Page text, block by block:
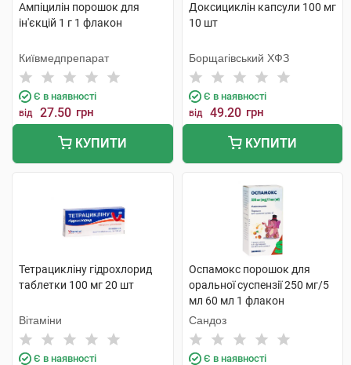
Ампіцилін порошок для
ін'єкцій 1 г 1 флакон
Київмедпрепарат
Є в наявності
від 27.50 грн
КУПИТИ
Доксициклін капсули 100 мг
10 шт
Борщагівський ХФЗ
Є в наявності
від 49.20 грн
КУПИТИ
Тетрацикліну гідрохлорид
таблетки 100 мг 20 шт
Вітаміни
Є в наявності
Оспамокс порошок для
оральної суспензії 250 мг/5
мл 60 мл 1 флакон
Сандоз
Є в наявності